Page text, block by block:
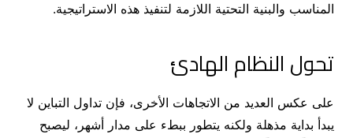
المناسب والبنية التحتية اللازمة لتنفيذ هذه الاستراتيجية.
تحول النظام الهادئ
على عكس العديد من الاتجاهات الأخرى، فإن تداول التباين لا
يبدأ بداية مذهلة ولكنه يتطور ببطء على مدار أشهر، ليصبح